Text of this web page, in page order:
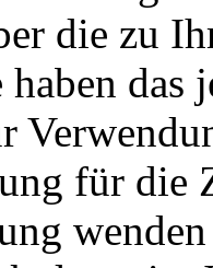
die zu
das
für die